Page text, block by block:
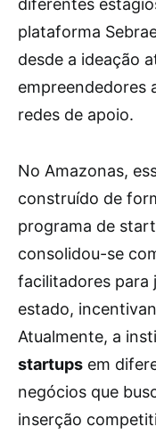
plataforma
desde a ideação
empreendedores
redes de apoio.
No Amazonas,
construído de
programa de
consolidou-se
facilitadores para
estado,
Atualmente, a
startups em
negócios que
inserção